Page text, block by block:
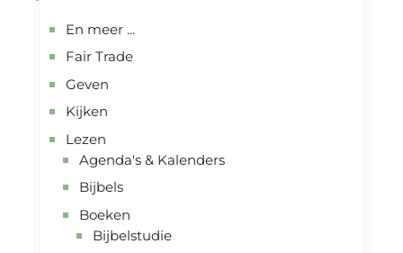
En meer ...
Fair Trade
Geven
Kijken
Lezen
Agenda's & Kalenders
Bijbels
Boeken
Bijbelstudie